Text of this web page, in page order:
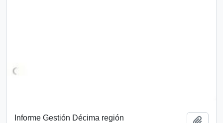
Informe Gestión Décima región